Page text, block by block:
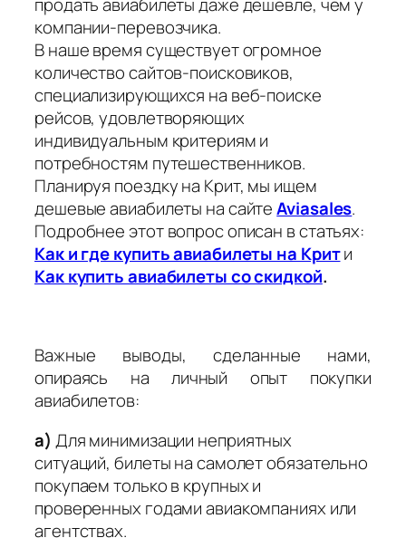
продать авиабилеты даже дешевле, чем у
компании-перевозчика.
В наше время существует огромное
количество сайтов-поисковиков,
специализирующихся на веб-поиске
рейсов, удовлетворяющих
индивидуальным критериям и
потребностям путешественников.
Планируя поездку на Крит, мы ищем
дешевые авиабилеты на сайтеAviasales.
Подробнее этот вопрос описан в статьях:
Как и где купить авиабилеты на Крити
Как купить авиабилеты со скидкой.
Важные выводы, сделанные нами,
опираясь на личный опыт покупки
авиабилетов:
а) Для минимизации неприятных
ситуаций, билеты на самолет обязательно
покупаем только в крупных и
проверенных годами авиакомпаниях или
агентствах.